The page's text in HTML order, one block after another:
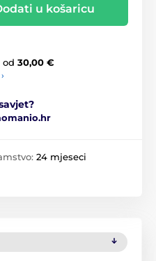
u košaricu
od 30,00 €
24 mjeseci